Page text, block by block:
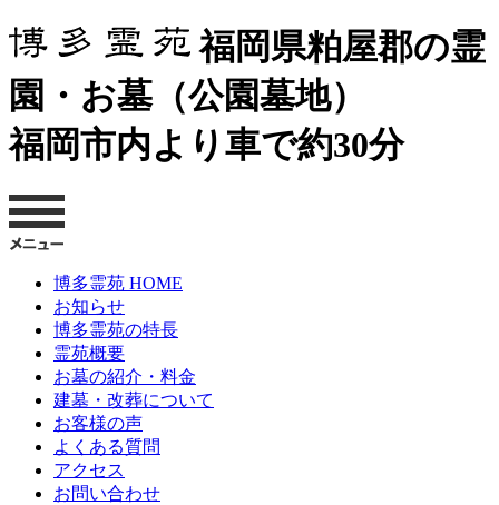
福岡県粕屋郡の霊
園・お墓（公園墓地）
福岡市内より車で約30分
博多霊苑 HOME
お知らせ
博多霊苑の特長
霊苑概要
お墓の紹介・料金
建墓・改葬について
お客様の声
よくある質問
アクセス
お問い合わせ